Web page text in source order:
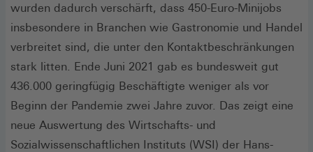
wurden dadurch verschärft, dass 450-Euro-Minijobs
insbesondere in Branchen wie Gastronomie und Handel
verbreitet sind, die unter den Kontaktbeschränkungen
stark litten. Ende Juni 2021 gab es bundesweit gut
436.000 geringfügig Beschäftigte weniger als vor
Beginn der Pandemie zwei Jahre zuvor. Das zeigt eine
neue Auswertung des Wirtschafts- und
Sozialwissenschaftlichen Instituts (WSI) der Hans-